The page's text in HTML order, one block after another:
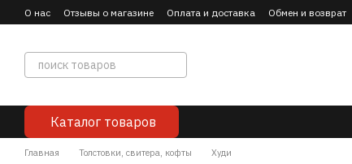
Перейти к основному контенту
О нас Отзывы о магазине Оплата и доставка Обмен и возврат
Каталог товаров
Главная Толстовки, свитера, кофты Худи